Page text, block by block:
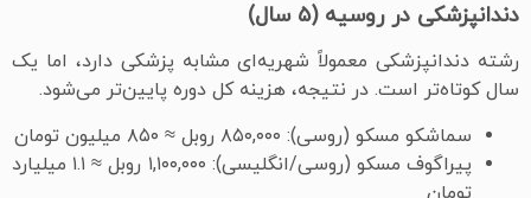
دندانپزشکی در روسیه (۵ سال)
رشته دندانپزشکی معمولاً شهریه‌ای مشابه پزشکی دارد، اما یک
سال کوتاه‌تر است. در نتیجه، هزینه کل دوره پایین‌تر می‌شود.
سماشکو مسکو (روسی): ۸۵۰,۰۰۰ روبل ≈ ۸۵۰ میلیون تومان
پیراگوف مسکو (روسی/انگلیسی): ۱,۱۰۰,۰۰۰ روبل ≈ ۱.۱ میلیارد
تومان